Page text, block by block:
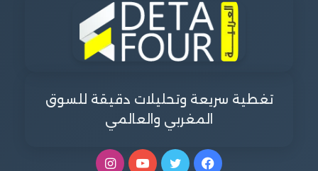
تغطية سريعة وتحليلات دقيقة للسوق
المغربي والعالمي
فيسبوكتويتر يوتيوبانستقرام